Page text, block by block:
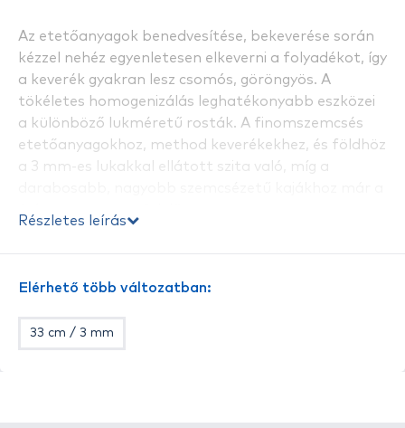
Az etetőanyagok benedvesítése, bekeverése során
kézzel nehéz egyenletesen elkeverni a folyadékot, így
a keverék gyakran lesz csomós, göröngyös. A
tökéletes homogenizálás leghatékonyabb eszközei
a különböző lukméretű rosták. A finomszemcsés
etetőanyagokhoz, method keverékekhez, és földhöz
a 3 mm-es lukakkal ellátott szita való, míg a
Részletes leírás
Elérhető több változatban:
33 cm / 3 mm